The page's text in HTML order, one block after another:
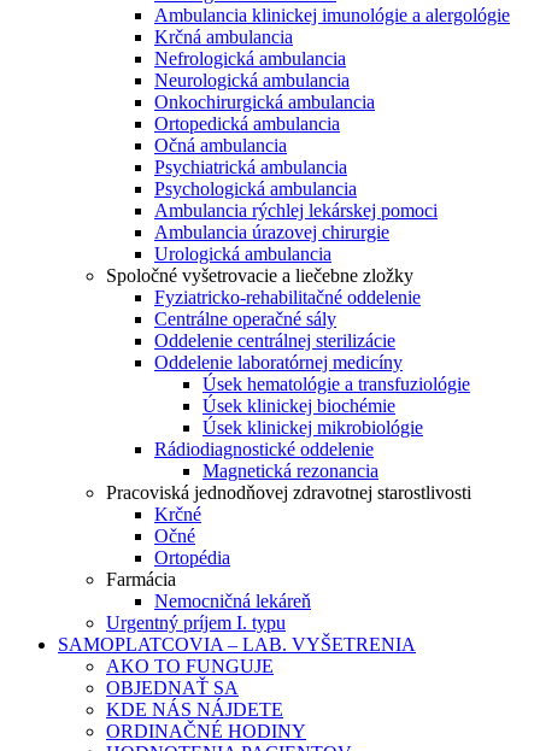
Ambulancia klinickej imunológie a alergológie
Krčná ambulancia
Nefrologická ambulancia
Neurologická ambulancia
Onkochirurgická ambulancia
Ortopedická ambulancia
Očná ambulancia
Psychiatrická ambulancia
Psychologická ambulancia
Ambulancia rýchlej lekárskej pomoci
Ambulancia úrazovej chirurgie
Urologická ambulancia
Spoločné vyšetrovacie a liečebne zložky
Fyziatricko-rehabilitačné oddelenie
Centrálne operačné sály
Oddelenie centrálnej sterilizácie
Oddelenie laboratórnej medicíny
Úsek hematológie a transfuziológie
Úsek klinickej biochémie
Úsek klinickej mikrobiológie
Rádiodiagnostické oddelenie
Magnetická rezonancia
Pracoviská jednodňovej zdravotnej starostlivosti
Krčné
Očné
Ortopédia
Farmácia
Nemocničná lekáreň
Urgentný príjem I. typu
SAMOPLATCOVIA – LAB. VYŠETRENIA
AKO TO FUNGUJE
OBJEDNAŤ SA
KDE NÁS NÁJDETE
ORDINAČNÉ HODINY